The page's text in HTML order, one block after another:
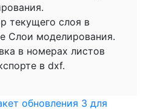
текущего слоя в
Слои моделирования.
в номерах листов
в dxf.
обновления 3 для